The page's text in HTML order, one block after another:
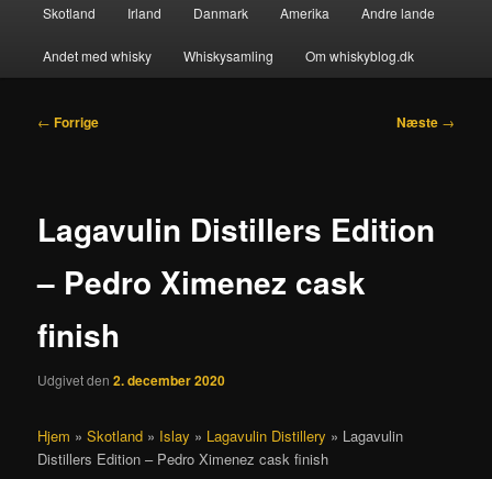
Skotland Irland Danmark Amerika Andre lande
Andet med whisky Whiskysamling Om whiskyblog.dk
Indlægsnavigation
← Forrige Næste →
Lagavulin Distillers Edition
– Pedro Ximenez cask
finish
Udgivet den2. december 2020
Hjem »Skotland » Islay » Lagavulin Distillery » Lagavulin
Distillers Edition – Pedro Ximenez cask finish